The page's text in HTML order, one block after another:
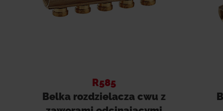
R585
Belka rozdzielacza cwu z